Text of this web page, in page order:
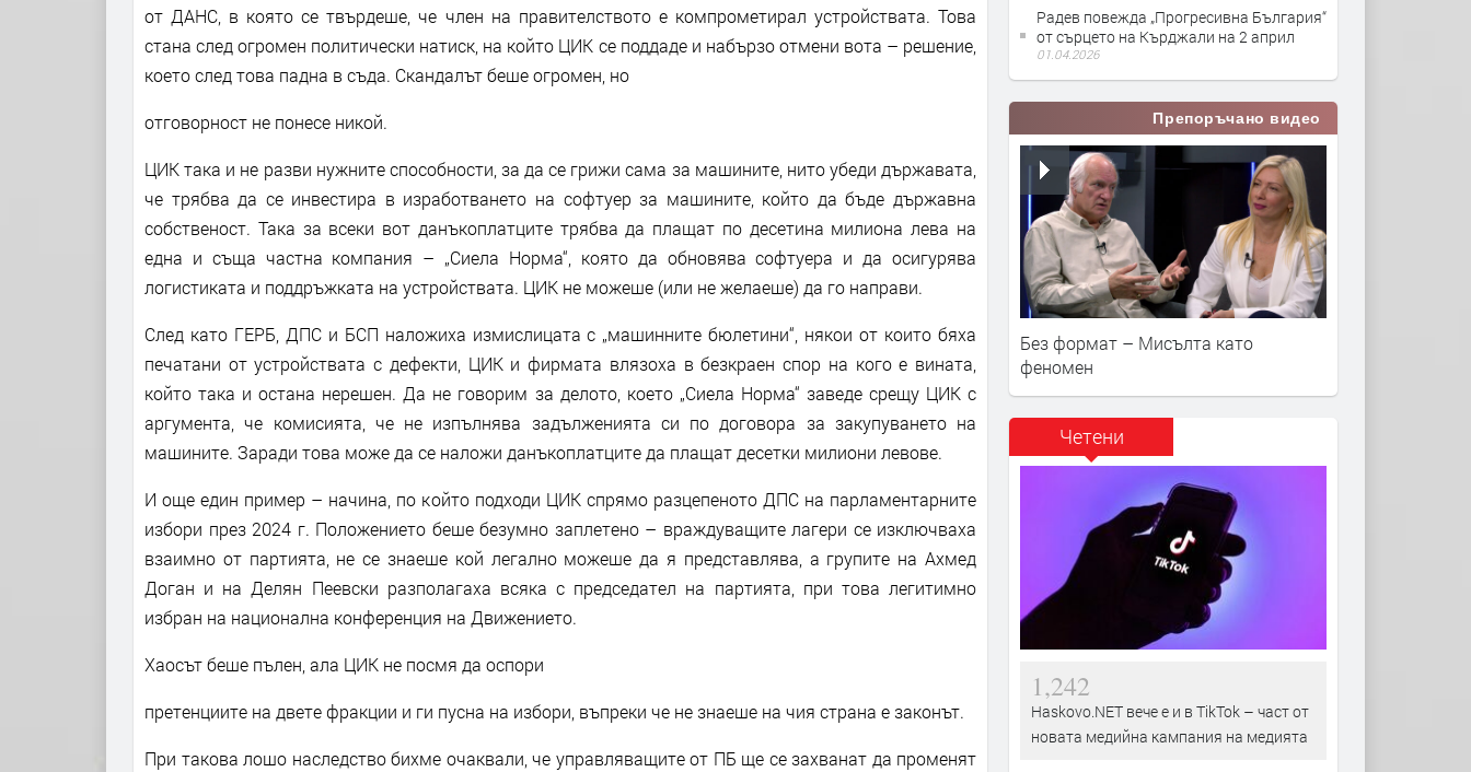
от ДАНС, в която се твърдеше, че член на правителството е компрометирал устройствата. Това
стана след огромен политически натиск, на който ЦИК се поддаде и набързо отмени вота – решение,
което след това падна в съда. Скандалът беше огромен, но
отговорност не понесе никой.
ЦИК така и не разви нужните способности, за да се грижи сама за машините, нито убеди държавата,
че трябва да се инвестира в изработването на софтуер за машините, който да бъде държавна
собственост. Така за всеки вот данъкоплатците трябва да плащат по десетина милиона лева на
една и съща частна компания – „Сиела Норма“, която да обновява софтуера и да осигурява
логистиката и поддръжката на устройствата. ЦИК не можеше (или не желаеше) да го направи.
След като ГЕРБ, ДПС и БСП наложиха измислицата с „машинните бюлетини“, някои от които бяха
печатани от устройствата с дефекти, ЦИК и фирмата влязоха в безкраен спор на кого е вината,
който така и остана нерешен. Да не говорим за делото, което „Сиела Норма“ заведе срещу ЦИК с
аргумента, че комисията, че не изпълнява задълженията си по договора за закупуването на
машините. Заради това може да се наложи данъкоплатците да плащат десетки милиони левове.
И още един пример – начина, по който подходи ЦИК спрямо разцепеното ДПС на парламентарните
избори през 2024 г. Положението беше безумно заплетено – враждуващите лагери се изключваха
взаимно от партията, не се знаеше кой легално можеше да я представлява, а групите на Ахмед
Доган и на Делян Пеевски разполагаха всяка с председател на партията, при това легитимно
избран на национална конференция на Движението.
Хаосът беше пълен, ала ЦИК не посмя да оспори
претенциите на двете фракции и ги пусна на избори, въпреки че не знаеше на чия страна е законът.
При такова лошо наследство бихме очаквали, че управляващите от ПБ ще се захванат да променят
Радев повежда „Прогресивна България“
от сърцето на Кърджали на 2 април
01.04.2026
Препоръчано видео
Без формат – Мисълта като
феномен
Четени
1,242
Haskovo.NET вече е и в TikTok – част от
новата медийна кампания на медията